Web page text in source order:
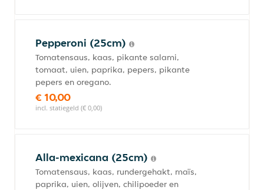
Pepperoni (25cm)
Tomatensaus, kaas, pikante salami,
tomaat, uien, paprika, pepers, pikante
pepers en oregano.
€ 10,00
incl. statiegeld (€ 0,00)
Alla-mexicana (25cm)
Tomatensaus, kaas, rundergehakt, maïs,
paprika, uien, olijven, chilipoeder en